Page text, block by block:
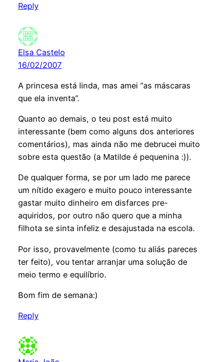
Reply
Elsa Castelo
16/02/2007
A princesa está linda, mas amei “as máscaras
que ela inventa”.
Quanto ao demais, o teu post está muito
interessante (bem como alguns dos anteriores
comentários), mas ainda não me debrucei muito
sobre esta questão (a Matilde é pequenina :)).
De qualquer forma, se por um lado me parece
um nítido exagero e muito pouco interessante
gastar muito dinheiro em disfarces pre-
aquiridos, por outro não quero que a minha
filhota se sinta infeliz e desajustada na escola.
Por isso, provavelmente (como tu aliás pareces
ter feito), vou tentar arranjar uma solução de
meio termo e equilíbrio.
Bom fim de semana:)
Reply